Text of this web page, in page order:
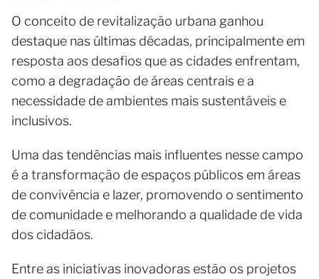
O conceito de revitalização urbana ganhou
destaque nas últimas décadas, principalmente em
resposta aos desafios que as cidades enfrentam,
como a degradação de áreas centrais e a
necessidade de ambientes mais sustentáveis e
inclusivos.
Uma das tendências mais influentes nesse campo
é a transformação de espaços públicos em áreas
de convivência e lazer, promovendo o sentimento
de comunidade e melhorando a qualidade de vida
dos cidadãos.
Entre as iniciativas inovadoras estão os projetos